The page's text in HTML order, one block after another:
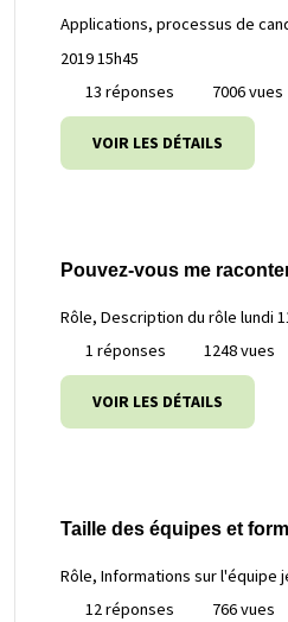
Applications, processus de
2019 15h45
13 réponses
7006 vues
VOIR LES DÉTAILS
Pouvez-vous me
Rôle, Description du rôle lundi
1 réponses
1248 vues
VOIR LES DÉTAILS
Taille des équipes et
Rôle, Informations sur l'équipe
12 réponses
766 vues